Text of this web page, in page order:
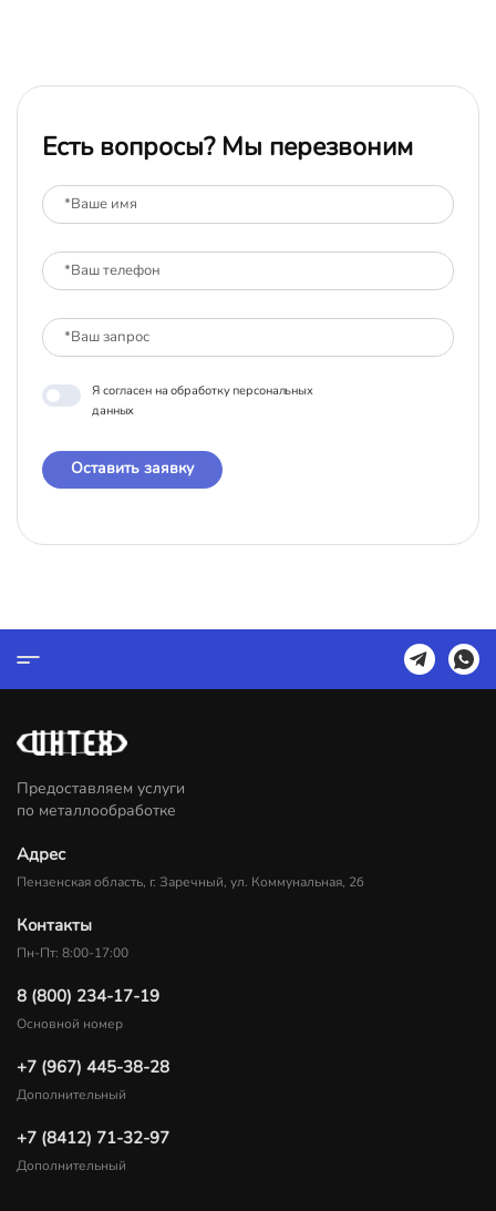
Есть вопросы? Мы перезвоним
Я согласен на обработку персональных
данных
Оставить заявку
Предоставляем услуги
по металлообработке
Адрес
Пензенская область, г. Заречный, ул. Коммунальная, 2б
Контакты
Пн-Пт: 8:00-17:00
8 (800) 234-17-19
Основной номер
+7 (967) 445-38-28
Дополнительный
+7 (8412) 71-32-97
Дополнительный